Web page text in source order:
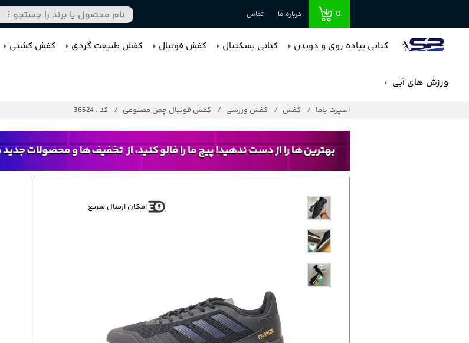
0 درباره ما تماس
کتانی پیاده روی و دویدن کتانی بسکتبال کفش فوتبال کفش طبیعت گردی کفش کشتی
ورزش های آبی
اسپرت باما کفش کفش ورزشی کفش فوتبال چمن مصنوعی کد : 36524
امکان ارسال سریع